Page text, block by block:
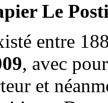
Le
entre
, avec
et